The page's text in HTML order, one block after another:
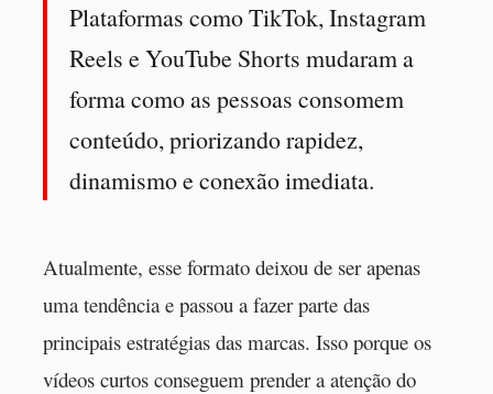
Plataformas como TikTok, Instagram
Reels e YouTube Shorts mudaram a
forma como as pessoas consomem
conteúdo, priorizando rapidez,
dinamismo e conexão imediata.
Atualmente, esse formato deixou de ser apenas
uma tendência e passou a fazer parte das
principais estratégias das marcas. Isso porque os
vídeos curtos conseguem prender a atenção do